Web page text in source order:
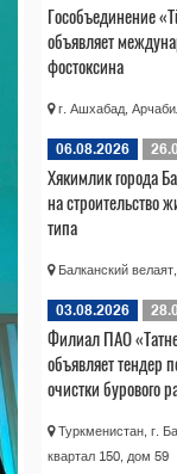
Гособъединение
объявляет
фостоксина
г. Ашхабад,
06.08.2026
Хякимлик города
на строительство
типа
Балканский
03.08.2026
Филиал ПАО
объявляет тендер
очистки бурового
Туркменистан, г.
квартал 150, дом 59